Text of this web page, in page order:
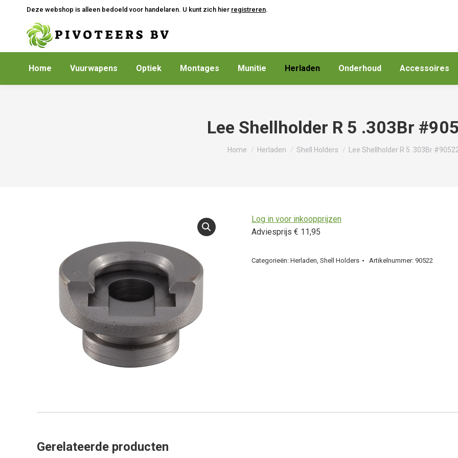
Deze webshop is alleen bedoeld voor handelaren. U kunt zich hier registreren.
Home Vuurwapens Optiek Montages Munitie Herladen Onderhoud Accessoires
Lee Shellholder R 5 .303Br
Je bent hier:
Home Herladen Shell Holders Lee Shellholder R 5 .303Br
Log in voor inkoopprijzen
Adviesprijs € 11,95
Categorieën: Herladen, Shell Holders Artikelnummer: 90522
Gerelateerde producten